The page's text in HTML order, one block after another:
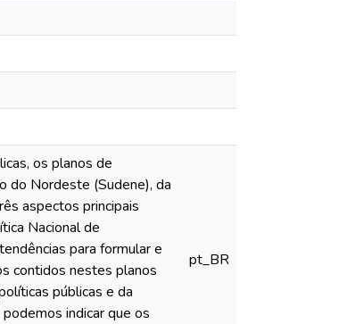
os planos de
do Nordeste (Sudene), da
aspectos principais
Nacional de
para formular e
contidos nestes planos
públicas e da
indicar que os
pt_BR